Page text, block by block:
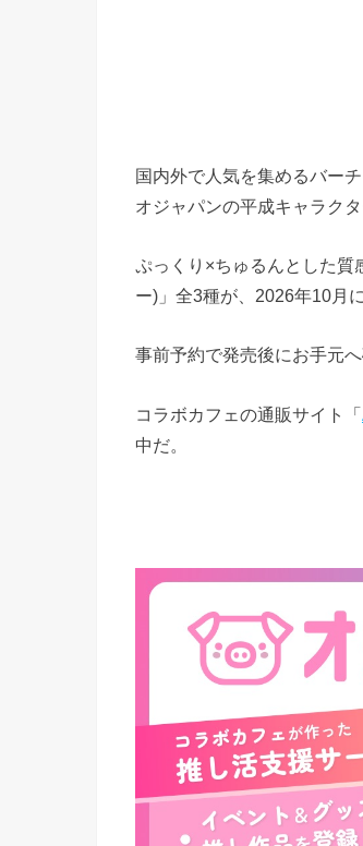
国内外で人気を集めるバー
オジャパンの平成キャラク
ぷっくり×ちゅるんとした質
ー)」全3種が、2026年10月
事前予約で発売後にお手元
コラボカフェの通販サイト「
中だ。